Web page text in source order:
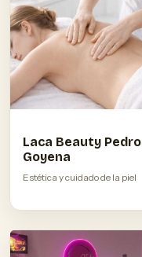
Laca Beauty Pedro
Goyena
Estética y cuidado de la piel